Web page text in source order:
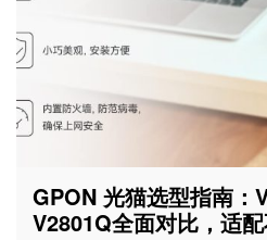
GPON 光猫选型指南：
V2801Q全面对比，适